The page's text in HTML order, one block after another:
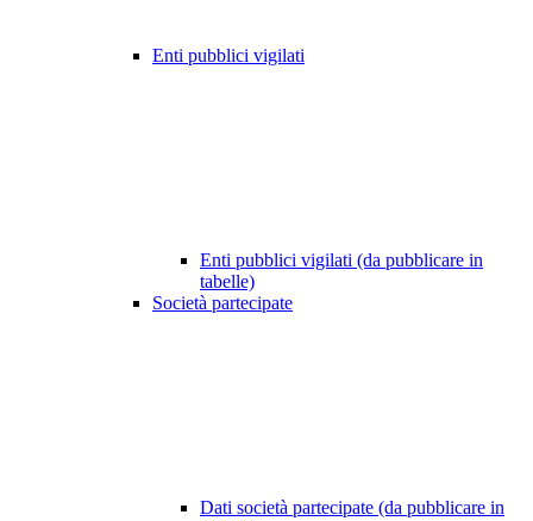
Enti pubblici vigilati
Enti pubblici vigilati (da pubblicare in
tabelle)
Società partecipate
Dati società partecipate (da pubblicare in